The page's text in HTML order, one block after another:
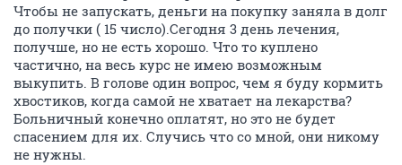
Чтобы не запускать, деньги на покупку заняла в долг
до получки ( 15 число).Сегодня 3 день лечения,
получше, но не есть хорошо. Что то куплено
частично, на весь курс не имею возможным
выкупить. В голове один вопрос, чем я буду кормить
хвостиков, когда самой не хватает на лекарства?
Больничный конечно оплатят, но это не будет
спасением для их. Случись что со мной, они никому
не нужны.